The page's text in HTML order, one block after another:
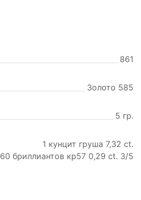
861
Золото 585
5 гр.
1 кунцит груша 7,32 ct.
60 бриллиантов кр57 0,29 ct. 3/5